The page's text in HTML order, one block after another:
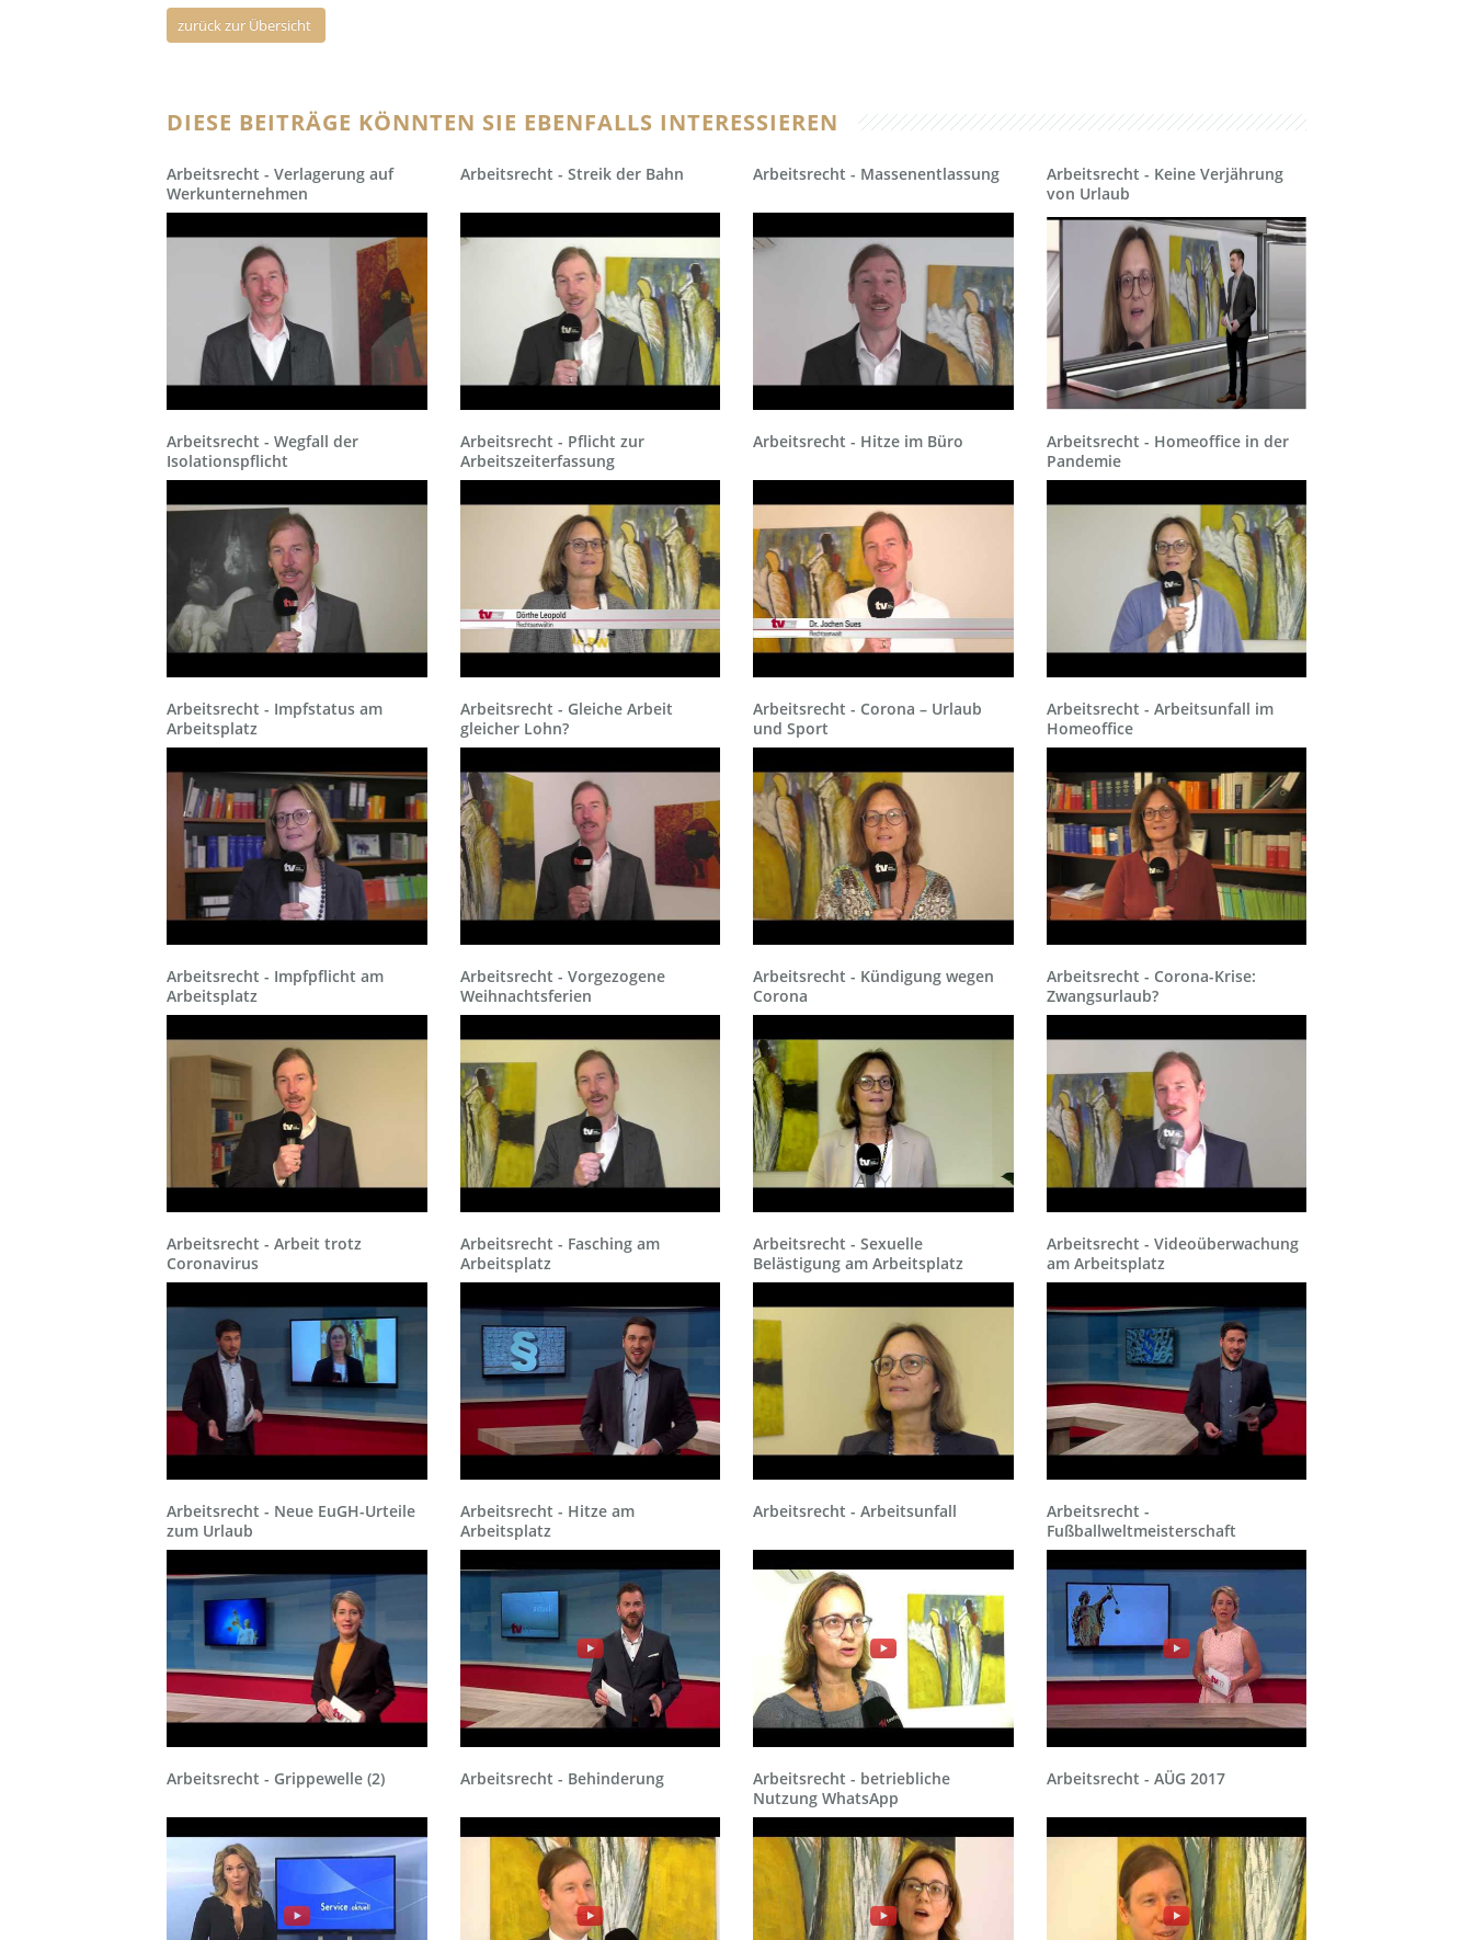
und
Betriebsprüfungen
Verkehrsrecht,
Ordnungswidrigkeiten
und Strafrecht
Versicherungsrecht
Wohnungseigentumsrecht
zurück zur Übersicht
DIESE BEITRÄGE KÖNNTEN SIE EBENFALLS INTERESSIEREN
Arbeitsrecht - Verlagerung auf
Werkunternehmen
Arbeitsrecht - Streik der Bahn Arbeitsrecht - Massenentlassung
Arbeitsrecht - Keine Verjährung
von Urlaub
Arbeitsrecht - Wegfall der
Isolationspflicht
Arbeitsrecht - Pflicht zur
Arbeitszeiterfassung
Arbeitsrecht - Hitze im Büro
Arbeitsrecht - Homeoffice in der
Pandemie
Arbeitsrecht - Impfstatus am
Arbeitsplatz
Arbeitsrecht - Gleiche Arbeit
gleicher Lohn?
Arbeitsrecht - Corona – Urlaub
und Sport
Arbeitsrecht - Arbeitsunfall im
Homeoffice
Arbeitsrecht - Impfpflicht am
Arbeitsplatz
Arbeitsrecht - Vorgezogene
Weihnachtsferien
Arbeitsrecht - Kündigung wegen
Corona
Arbeitsrecht - Corona-Krise:
Zwangsurlaub?
Arbeitsrecht - Arbeit trotz
Coronavirus
Arbeitsrecht - Fasching am
Arbeitsplatz
Arbeitsrecht - Sexuelle
Belästigung am Arbeitsplatz
Arbeitsrecht - Videoüberwachung
am Arbeitsplatz
Arbeitsrecht - Neue EuGH-Urteile
zum Urlaub
Arbeitsrecht - Hitze am
Arbeitsplatz
Arbeitsrecht - Arbeitsunfall
Arbeitsrecht -
Fußballweltmeisterschaft
Arbeitsrecht - Grippewelle (2) Arbeitsrecht - Behinderung
Arbeitsrecht - betriebliche
Nutzung WhatsApp
Arbeitsrecht - AÜG 2017